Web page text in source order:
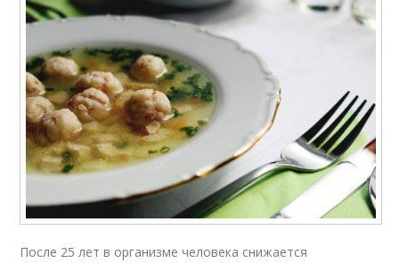
После 25 лет в организме человека снижается